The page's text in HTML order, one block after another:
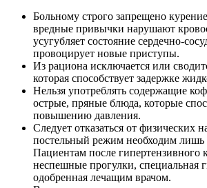
Больному строго запрещено
вредные привычки нарушают
усугубляет состояние сердечно-
провоцирует новые приступы.
Из рациона исключается или
которая способствует задержке
Нельзя употреблять содержащие
острые, пряные блюда, которые
повышению давления.
Следует отказаться от физических
постельный режим необходим лишь
Пациентам после гипертензивного
неспешные прогулки, специальная
одобренная лечащим врачом.